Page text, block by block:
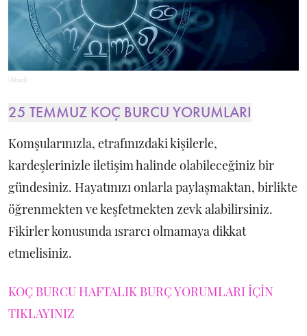
iStock
25 TEMMUZ KOÇ BURCU YORUMLARI
Komşularınızla, etrafınızdaki kişilerle,
kardeşlerinizle iletişim halinde olabileceğiniz bir
gündesiniz. Hayatınızı onlarla paylaşmaktan, birlikte
öğrenmekten ve keşfetmekten zevk alabilirsiniz.
Fikirler konusunda ısrarcı olmamaya dikkat
etmelisiniz.
KOÇ BURCU HAFTALIK BURÇ YORUMLARI İÇİN
TIKLAYINIZ